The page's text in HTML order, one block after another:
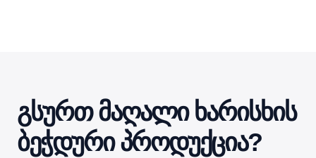
გსურთ მაღალი ხარისხის
ბეჭდური პროდუქცია?